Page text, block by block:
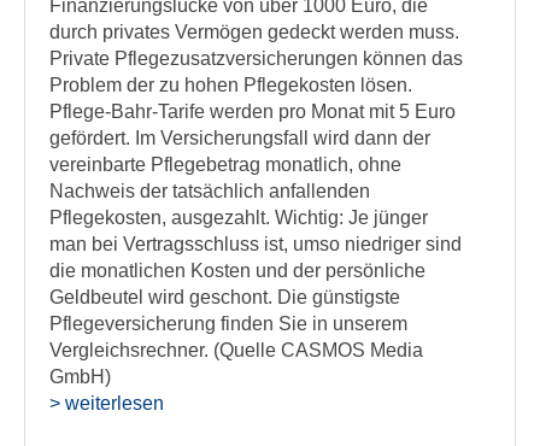
Finanzierungslücke von über 1000 Euro, die
durch privates Vermögen gedeckt werden muss.
Private Pflegezusatzversicherungen können das
Problem der zu hohen Pflegekosten lösen.
Pflege-Bahr-Tarife werden pro Monat mit 5 Euro
gefördert. Im Versicherungsfall wird dann der
vereinbarte Pflegebetrag monatlich, ohne
Nachweis der tatsächlich anfallenden
Pflegekosten, ausgezahlt. Wichtig: Je jünger
man bei Vertragsschluss ist, umso niedriger sind
die monatlichen Kosten und der persönliche
Geldbeutel wird geschont. Die günstigste
Pflegeversicherung finden Sie in unserem
Vergleichsrechner. (Quelle CASMOS Media
GmbH)
> weiterlesen